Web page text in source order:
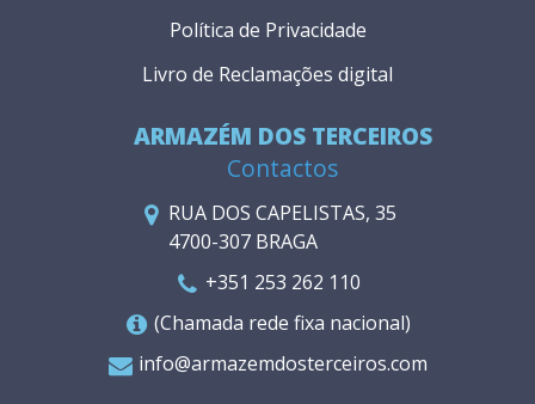
ARMAZÉM DOS TERCEIROS
Contactos
RUA DOS CAPELISTAS, 35
4700-307 BRAGA
+351 253 262 110
(Chamada rede fixa nacional)
info@armazemdosterceiros.com
Política de Privacidade
Livro de Reclamações digital